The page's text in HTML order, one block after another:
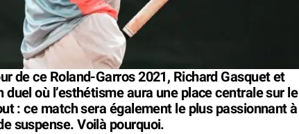
de ce Roland-Garros 2021, Richard Gasquet et
où l’esthétisme aura une place centrale sur le
: ce match sera également le plus passionnant à
suspense. Voilà pourquoi.